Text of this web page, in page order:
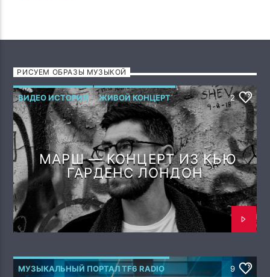
РИСУЕМ ОБРАЗЫ МУЗЫКОЙ
ВИДЕО ИСТОРИЯ ЖИВОЙ КОНЦЕРТ 2
МАРШ — КОНЦЕРТ ИЗ КЬЮ
ГАРДЕНС ЛОНДОН
МУЗЫКАЛЬНЫЙ ПОРТАЛ TF6 RADIO 9